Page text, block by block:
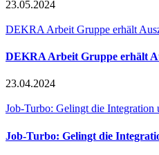
23.05.2024
DEKRA Arbeit Grup­pe erhält
DEKRA Arbeit Grup­pe erhält
23.04.2024
Job-Tur­bo: Gelingt die Inte­gra­ti­on
Job-Tur­bo: Gelingt die